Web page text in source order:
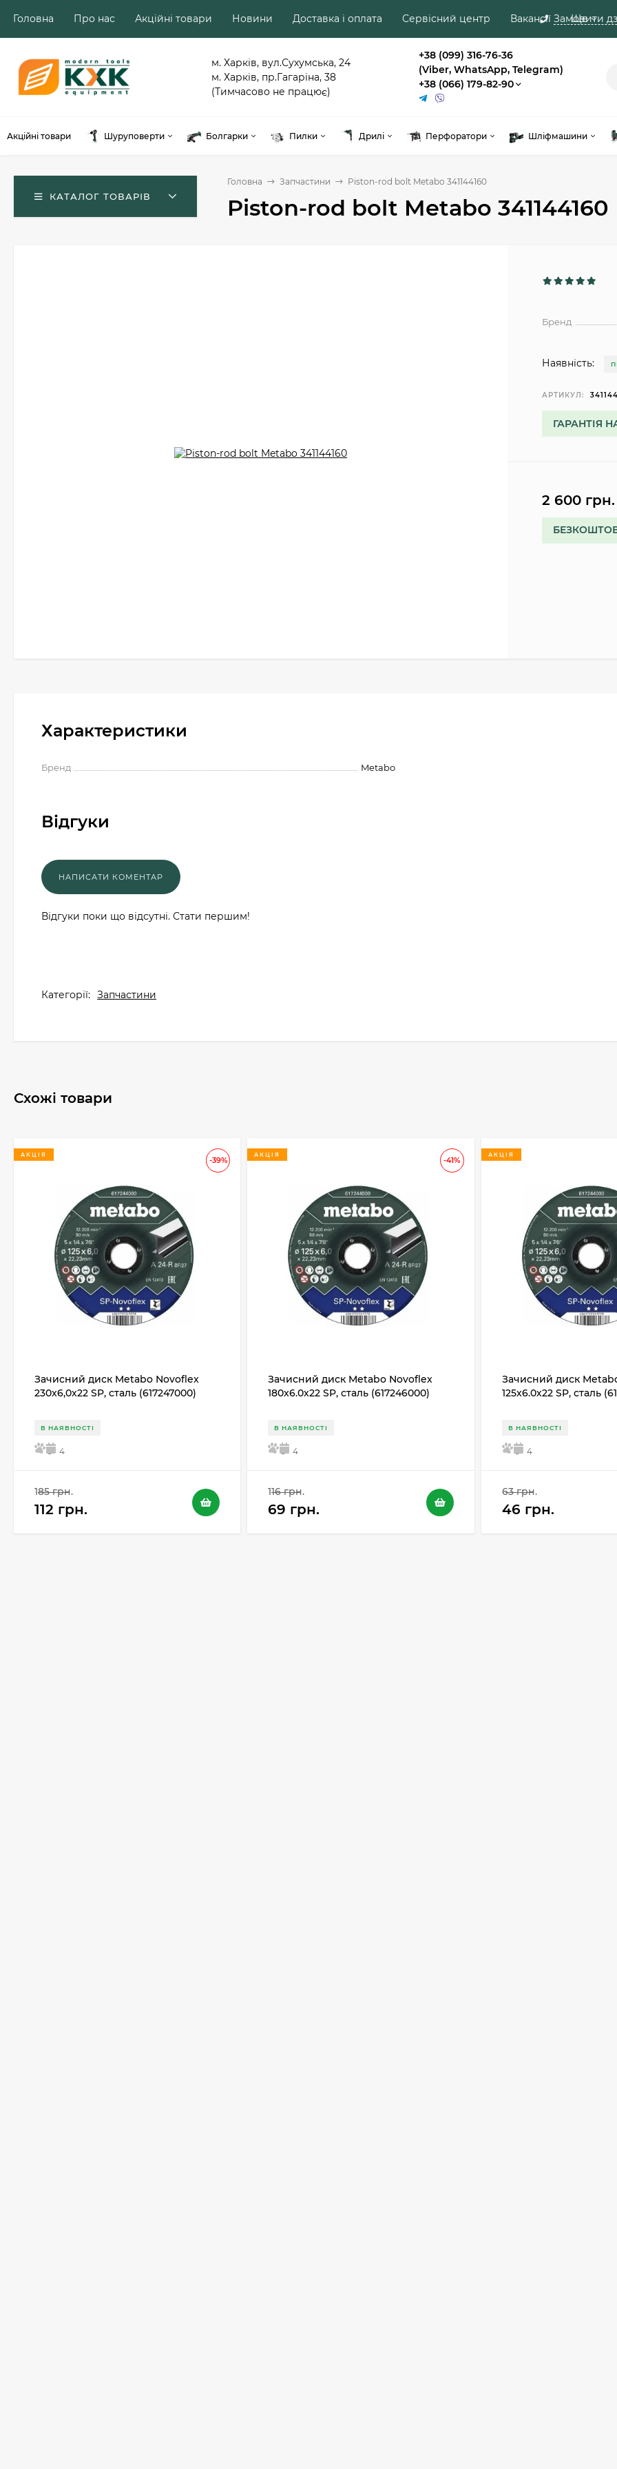
Замовити
Головна Про нас Акційні товари Новини Доставка і оплата Сервісний центр Вакансії Ще
м. Харків, вул.Сухумська, 24
м. Харків, пр.Гагаріна, 38
(Тимчасово не працює)
+38 (099) 316-76-36
(Viber, WhatsApp, Telegram)
+38 (066) 179-82-90
Акційні товари Шуруповерти Болгарки Пилки Дрилі Перфоратори Шліфмашини
КАТАЛОГ ТОВАРІВ
Головна Запчастини Piston-rod bolt Metabo 341144160
Piston-rod bolt Metabo 341144160
Бренд
Наявність:
АРТИКУЛ:
ГАРАНТІЯ
2 600 грн.
Характеристики
Бренд Metabo
Відгуки
Відгуки поки що відсутні. Стати першим!
Категорії: Запчастини
Схожі товари
-39%
АКЦІЯ
Зачисний диск Metabo Novoflex
230x6,0х22 SP, сталь (617247000)
В НАЯВНОСТІ
5 4
185 грн.
112 грн.
-41%
АКЦІЯ
Зачисний диск Metabo Novoflex
180x6.0х22 SP, сталь (617246000)
В НАЯВНОСТІ
5 4
116 грн.
69 грн.
АКЦІЯ
Зачисний диск
125x6.0х22 SP, сталь
В НАЯВНОСТІ
5 4
63 грн.
46 грн.